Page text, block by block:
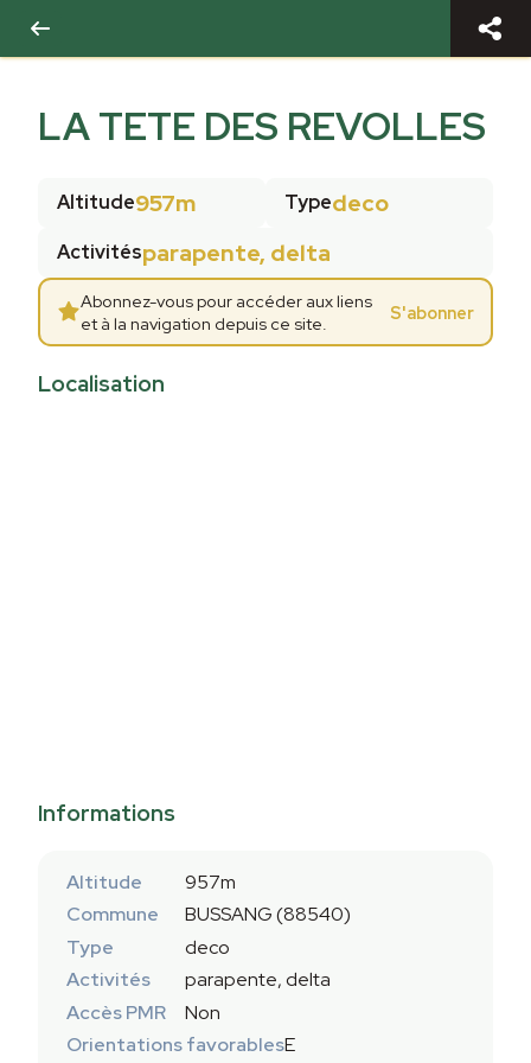
LA TETE DES REVOLLES
Altitude957m Typedeco
Activitésparapente, delta
Abonnez-vous pour accéder aux liens
et à la navigation depuis ce site.
S'abonner
Localisation
Informations
Altitude
957m
Commune
BUSSANG (88540)
Type
deco
Activités
parapente, delta
Accès PMR
Non
Orientations favorablesE